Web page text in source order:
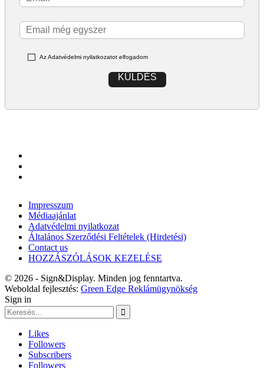
Az Adatvédelmi nyilatkozatot elfogadom
KÜLDÉS
Impresszum
Médiaajánlat
Adatvédelmi nyilatkozat
Általános Szerződési Feltételek (Hirdetési)
Contact us
HOZZÁSZÓLÁSOK KEZELÉSE
© 2026 - Sign&Display. Minden jog fenntartva.
Weboldal fejlesztés: Green Edge Reklámügynökség
Sign in
Likes
Followers
Subscribers
Followers